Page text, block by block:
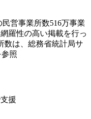
営事業所数516万事業
羅性の高い掲載を行っ
数は、総務省統計局サ
参照
援